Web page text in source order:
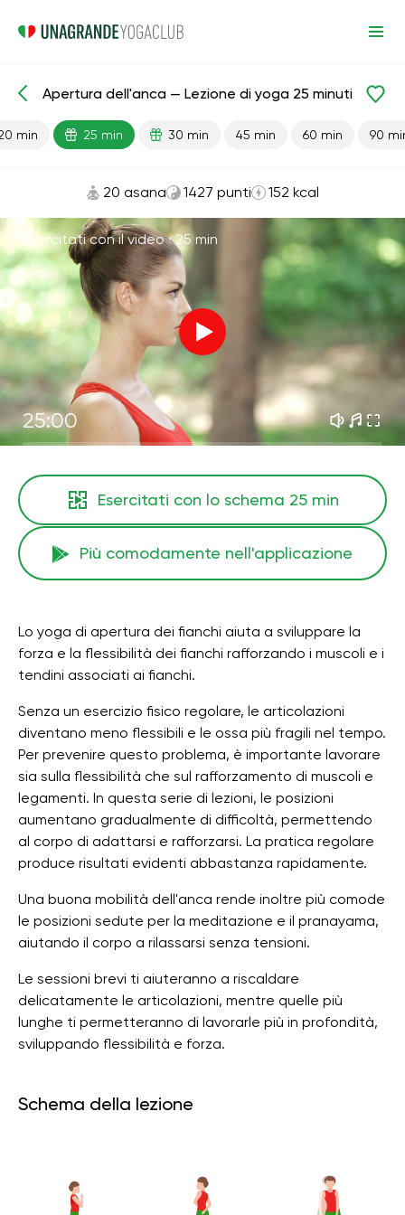
Lezioni pronte Flessibilità Bacino Giunti
Apertura dell'anca — Lezione di yoga 25 minuti
min 25 min 30 min 45 min 60 min 90
20 asana 1427 punti 152 kcal
Esercitati con il video ·25 min
25:00
Esercitati con lo schema 25 min
Più comodamente nell'applicazione
Lo yoga di apertura dei fianchi aiuta a sviluppare la
forza e la flessibilità dei fianchi rafforzando i muscoli e i
tendini associati ai fianchi.
Senza un esercizio fisico regolare, le articolazioni
diventano meno flessibili e le ossa più fragili nel tempo.
Per prevenire questo problema, è importante lavorare
sia sulla flessibilità che sul rafforzamento di muscoli e
legamenti. In questa serie di lezioni, le posizioni
aumentano gradualmente di difficoltà, permettendo
al corpo di adattarsi e rafforzarsi. La pratica regolare
produce risultati evidenti abbastanza rapidamente.
Una buona mobilità dell'anca rende inoltre più comode
le posizioni sedute per la meditazione e il pranayama,
aiutando il corpo a rilassarsi senza tensioni.
Le sessioni brevi ti aiuteranno a riscaldare
delicatamente le articolazioni, mentre quelle più
lunghe ti permetteranno di lavorarle più in profondità,
sviluppando flessibilità e forza.
Schema della lezione